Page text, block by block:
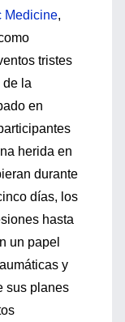
Medicine,
tristes
de la
en
herida en
durante
días, los
hasta
un papel
y
sus planes